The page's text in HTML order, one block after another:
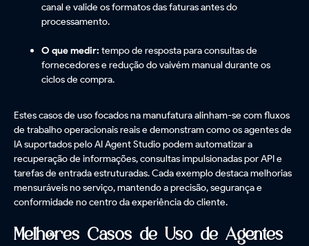
canal e valide os formatos das faturas antes do
processamento.
O que medir: tempo de resposta para consultas de
fornecedores e redução do vaivém manual durante os
ciclos de compra.
Estes casos de uso focados na manufatura alinham-se com fluxos
de trabalho operacionais reais e demonstram como os agentes de
IA suportados pelo AI Agent Studio podem automatizar a
recuperação de informações, consultas impulsionadas por API e
tarefas de entrada estruturadas. Cada exemplo destaca melhorias
mensuráveis no serviço, mantendo a precisão, segurança e
conformidade no centro da experiência do cliente.
Melhores Casos de Uso de Agentes